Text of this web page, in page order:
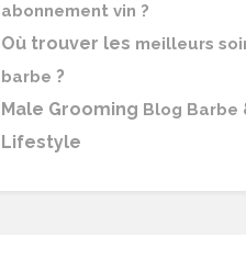
abonnement vin ?
Où trouver les meilleurs
barbe ?
Male Grooming Blog Barbe
Lifestyle